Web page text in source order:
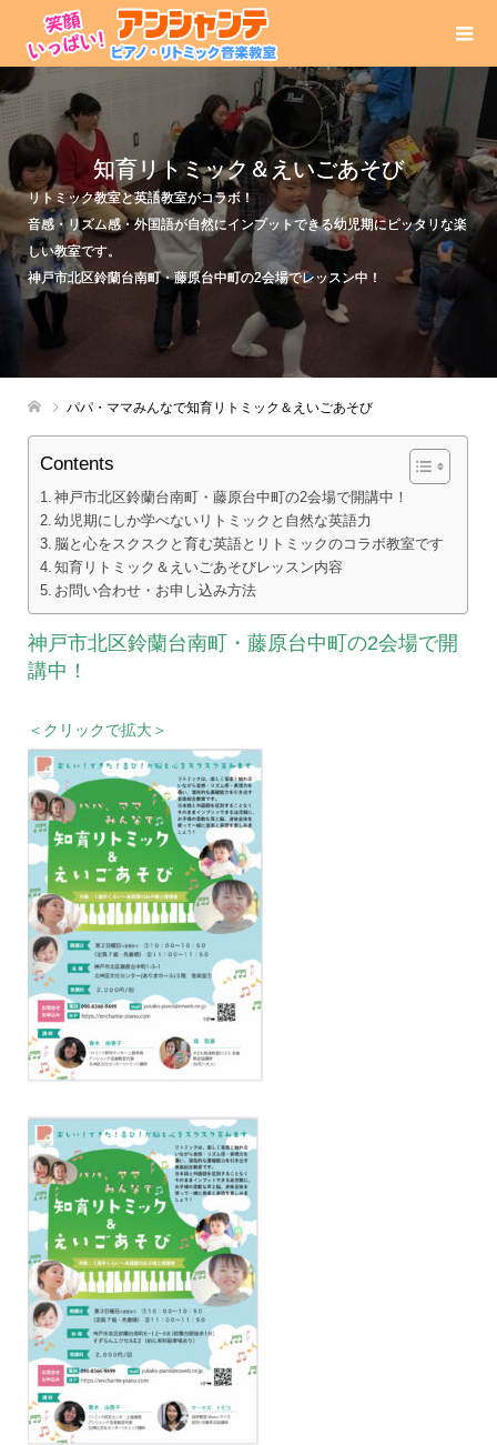
知育リトミック＆えいごあそび
リトミック教室と英語教室がコラボ！
音感・リズム感・外国語が自然にインプットできる幼児期にピッタリな楽
しい教室です。
神戸市北区鈴蘭台南町・藤原台中町の2会場でレッスン中！
パパ・ママみんなで知育リトミック＆えいごあそび
Contents
神戸市北区鈴蘭台南町・藤原台中町の2会場で開講中！
幼児期にしか学べないリトミックと自然な英語力
脳と心をスクスクと育む英語とリトミックのコラボ教室です
知育リトミック＆えいごあそびレッスン内容
お問い合わせ・お申し込み方法
神戸市北区鈴蘭台南町・藤原台中町の2会場で開
講中！
＜クリックで拡大＞